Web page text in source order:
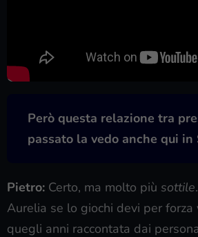
Però questa relazione tra
passato la vedo anche qui in
Pietro: Certo, ma molto più sottile
Aurelia se lo giochi devi per
quegli anni raccontata dai